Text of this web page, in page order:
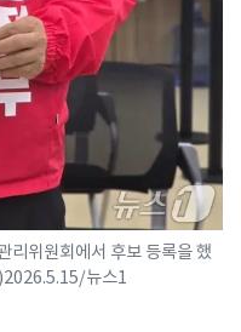
리위원회에서 후보 등록을 했
뉴스1